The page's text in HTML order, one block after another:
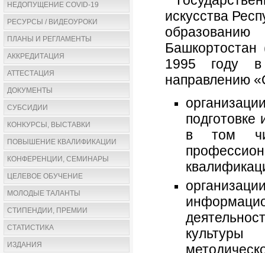
НЕДОПУЩЕНИЕ COVID-19
РЕСУРСЫ / ВИДЕОУРОКИ
ПЛАНЫ И РЕГЛАМЕНТЫ
АККРЕДИТАЦИЯ
АТТЕСТАЦИЯ
ДОКУМЕНТЫ
СУБСИДИИ
КОНКУРСЫ, ВЫСТАВКИ
ПОВЫШЕНИЕ КВАЛИФИКАЦИИ
КОНФЕРЕНЦИИ, СЕМИНАРЫ
ЦЕЛЕВОЕ ОБУЧЕНИЕ
МОЛОДЫЕ ТАЛАНТЫ
СТИПЕНДИИ, ПРЕМИИ
СТАТИСТИКА
ИЗДАНИЯ
искусства
1995 году в
направлению
в том
культуры